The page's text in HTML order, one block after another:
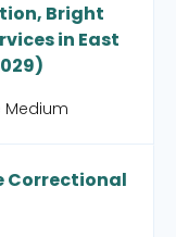
Bright
in East
Correctional